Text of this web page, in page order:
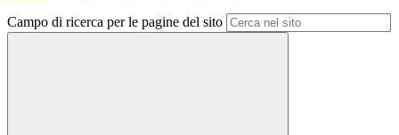
Campo di ricerca per le pagine del sito